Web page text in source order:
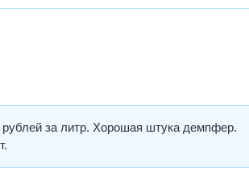
рублей за литр. Хорошая штука демпфер.